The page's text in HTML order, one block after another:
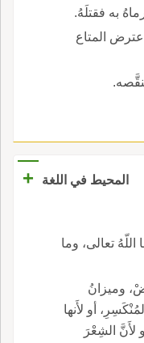
به فقتلَهُ.
المتاع
المحيط في اللغة
+
تعالى، وما
وميزانُ
أو لأَنها
لأَنَّ الشِعْرَ